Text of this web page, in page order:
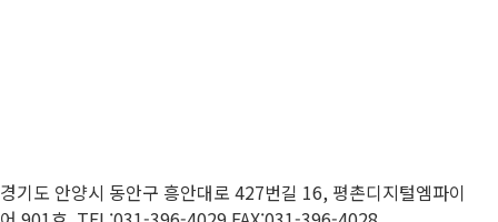
경기도 안양시 동안구 흥안대로 427번길 16, 평촌디지털엠파이